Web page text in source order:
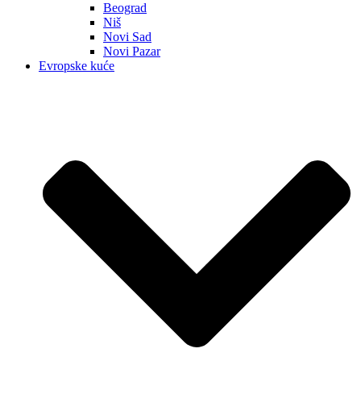
Beograd
Niš
Novi Sad
Novi Pazar
Evropske kuće